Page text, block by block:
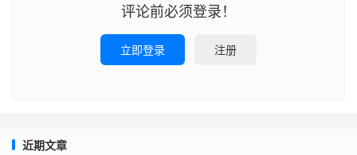
评论前必须登录！
立即登录 注册
近期文章